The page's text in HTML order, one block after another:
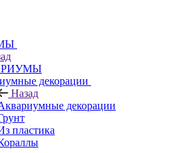
декорации
Назад
декорации
пластика